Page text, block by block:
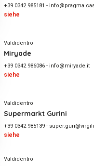
+39 0342 985181 -
siehe
Valdidentro
Miryade
+39 0342 986086 - info@miryade.it
siehe
Valdidentro
Supermarkt Gurini
+39 0342 985139 -
siehe
Valdidentro